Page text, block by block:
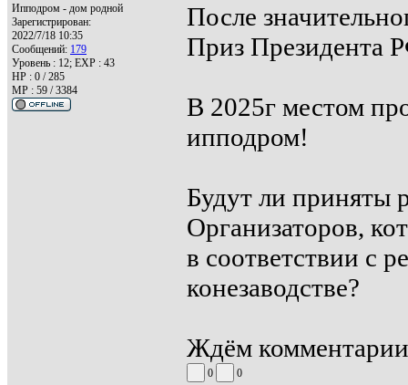
Ипподром - дом родной
Зарегистрирован:
2022/7/18 10:35
Сообщений: 179
Уровень : 12; EXP : 43
HP : 0 / 285
MP : 59 / 3384
После
Приз Президента
В 2025г местом
ипподром!
Будут ли приняты
Организаторов,
в соответствии с
конезаводстве?
Ждём
0 0